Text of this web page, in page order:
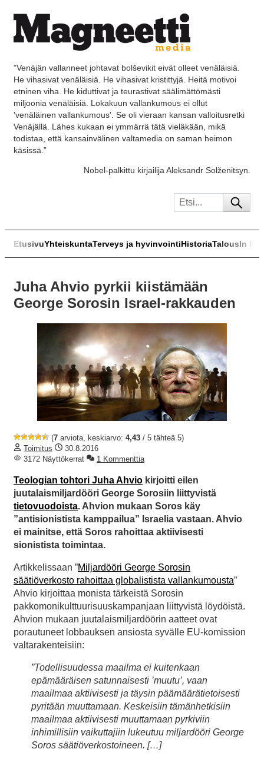
”Venäjän vallanneet johtavat bolševikit eivät olleet venäläisiä.
He vihasivat venäläisiä. He vihasivat kristittyjä. Heitä motivoi
etninen viha. He kiduttivat ja teurastivat säälimättömästi
miljoonia venäläisiä. Lokakuun vallankumous ei ollut
'venäläinen vallankumous'. Se oli vieraan kansan valloitusretki
Venäjällä. Lähes kukaan ei ymmärrä tätä vieläkään, mikä
todistaa, että kansainvälinen valtamedia on saman heimon
käsissä.”
Nobel-palkittu kirjailija Aleksandr Solženitsyn.
EtusivuYhteiskuntaTerveys ja hyvinvointiHistoriaTalousIn
Juha Ahvio pyrkii kiistämään
George Sorosin Israel-rakkauden
(7 arviota, keskiarvo: 4,43 / 5 tähteä 5)
Toimitus
30.8.2016
3172 Näyttökerrat
1 Kommenttia
Teologian tohtori Juha Ahvio kirjoitti eilen
juutalaismiljardööri George Sorosiin liittyvistä
tietovuodoista. Ahvion mukaan Soros käy
”antisionistista kamppailua” Israelia vastaan. Ahvio
ei mainitse, että Soros rahoittaa aktiivisesti
sionistista toimintaa.
Artikkelissaan ”Miljardööri George Sorosin
säätiöverkosto rahoittaa globalistista vallankumousta”
Ahvio kirjoittaa monista tärkeistä Sorosin
pakkomonikulttuurisuuskampanjaan liittyvistä löydöistä.
Ahvion mukaan juutalaismiljardöörin aatteet ovat
porautuneet lobbauksen ansiosta syvälle EU-komission
valtarakenteisiin:
”Todellisuudessa maailma ei kuitenkaan
epämääräisen satunnaisesti ’muutu’, vaan
maailmaa aktiivisesti ja täysin päämäärätietoisesti
pyritään muuttamaan. Keskeisiin tämänhetkisiin
maailmaa aktiivisesti muuttamaan pyrkiviin
inhimillisiin vaikuttajiin lukeutuu miljardööri George
Soros säätiöverkostoineen. […]